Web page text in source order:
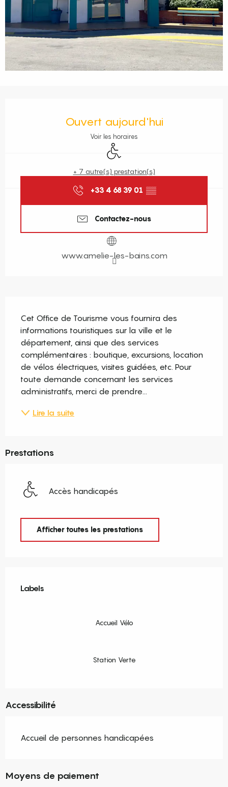
Ouvert aujourd'hui
Voir les horaires
Accès handicapés
+ 7 autre(s) prestation(s)
+33 4 68 39 01 ▒▒
Contactez-nous
www.amelie-les-bains.com
Cet Office de Tourisme vous fournira des
informations touristiques sur la ville et le
département, ainsi que des services
complémentaires : boutique, excursions, location
de vélos électriques, visites guidées, etc. Pour
toute demande concernant les services
administratifs, merci de prendre...
Lire la suite
Prestations
Accès handicapés
Afficher toutes les prestations
Labels
Labels
Accueil Vélo
Station Verte
Accessibilité
Accueil de personnes handicapées
Moyens de paiement